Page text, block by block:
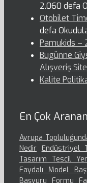
2.060 defa
Otobilet
defa
Pamukids –
Bugünne
Alışveriş
Kalite
En Çok
Avrupa
Nedir Endüstriyel
Tasarım Tescil
Faydalı Model
Başvuru Formu